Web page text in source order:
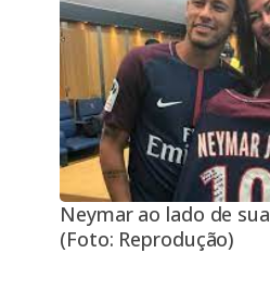
Neymar ao lado de
(Foto: Reprodução)